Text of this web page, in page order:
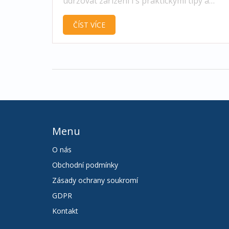
srovnáním s ostatními typy difuzérů.
ČÍST VÍCE
Menu
O nás
Obchodní podmínky
Zásady ochrany soukromí
GDPR
Kontakt